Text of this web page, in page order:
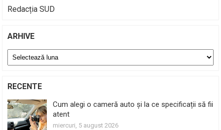
Redacția SUD
ARHIVE
Arhive
RECENTE
Cum alegi o cameră auto și la ce specificații să fii
atent
miercuri, 5 august 2026